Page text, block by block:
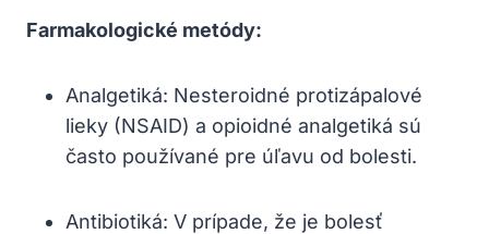
Farmakologické metódy:
Analgetiká: Nesteroidné protizápalové
lieky (NSAID) a opioidné analgetiká sú
často používané pre úľavu od bolesti.
Antibiotiká: V prípade, že je bolesť